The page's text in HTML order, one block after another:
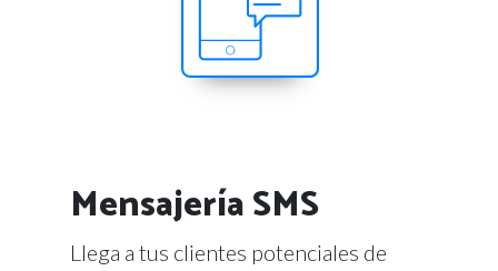
Mensajería SMS
Llega a tus clientes potenciales de